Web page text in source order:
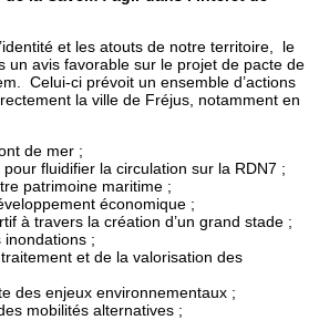
et les atouts de notre territoire, le
un avis favorable sur le projet de pacte de
Celui-ci prévoit un ensemble d’actions
la ville de Fréjus, notamment en
de mer ;
pour fluidifier la circulation sur la RDN7 ;
patrimoine maritime ;
économique ;
à travers la création d’un grand stade ;
inondations ;
et de la valorisation des
des enjeux environnementaux ;
mobilités alternatives ;